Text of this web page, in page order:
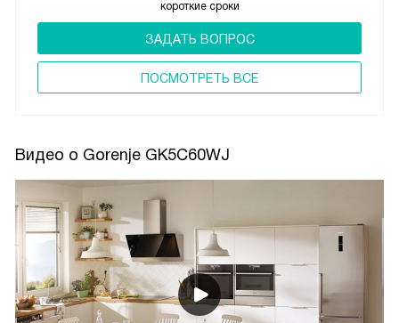
короткие сроки
ЗАДАТЬ ВОПРОС
ПОCМОТРЕТЬ ВСЕ
Видео о Gorenje GK5C60WJ